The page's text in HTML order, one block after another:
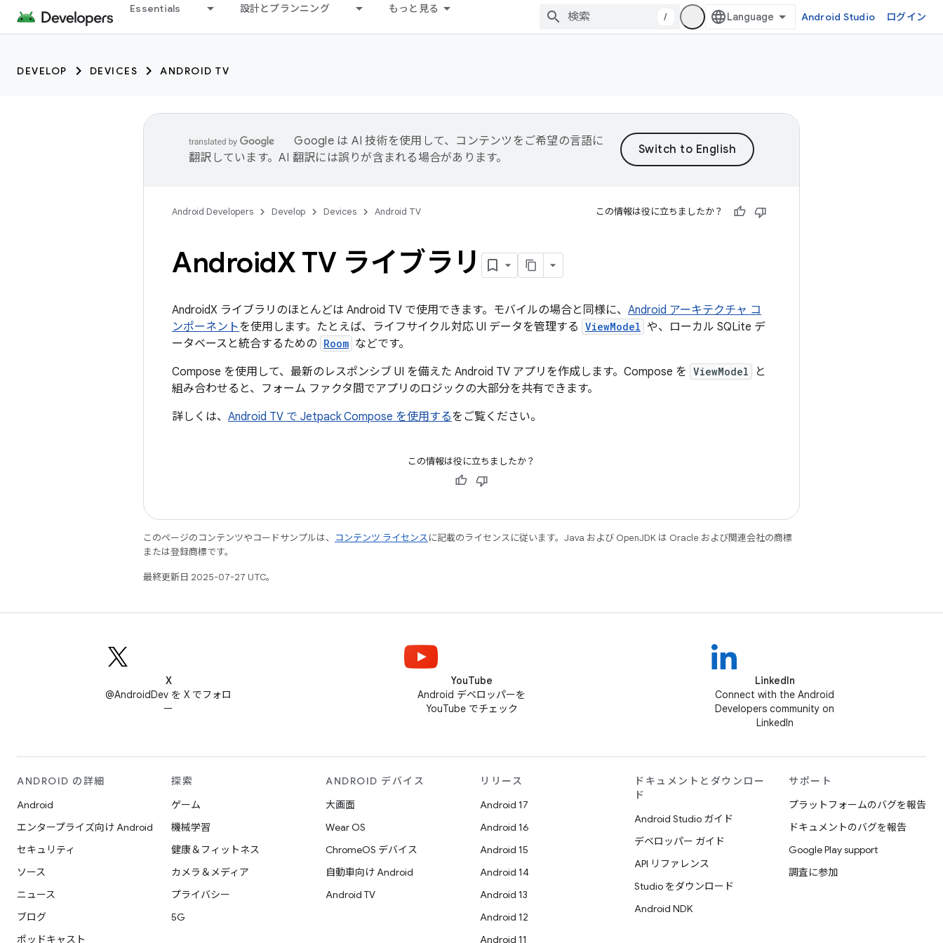
Essentials 設計とプランニング もっと見る
/ Android Studio ログイン
DEVELOP DEVICES ANDROID TV
Google は AI 技術を使用して、コンテンツをご希望の言語に
翻訳しています。AI 翻訳には誤りが含まれる場合があります。
Android Developers Develop Devices Android TV この情報は役に立ちましたか？
AndroidX TV ライブラリ
AndroidX ライブラリのほとんどは Android TV で使用できます。モバイルの場合と同様に、 Android アーキテクチャ コ
ンポーネントを使用します。たとえば、ライフサイクル対応 UI データを管理する ViewModel や、ローカル SQLite デ
ータベースと統合するための Room などです。
Compose を使用して、最新のレスポンシブ UI を備えた Android TV アプリを作成します。Compose を ViewModel
と
組み合わせると、フォーム ファクタ間でアプリのロジックの大部分を共有できます。
詳しくは、 Android TV で Jetpack Compose を使用するをご覧ください。
この情報は役に立ちましたか？
このページのコンテンツやコードサンプルは、 コンテンツ ライセンスに記載のライセンスに従います。Java および OpenJDK は Oracle および関連会社の商標
または登録商標です。
最終更新日 2025-07-27 UTC。
X
@AndroidDev を X でフォロ
ー
YouTube
Android デベロッパーを
YouTube でチェック
LinkedIn
Connect with the Android
Developers community on
LinkedIn
ANDROID の詳細
Android
エンタープライズ向け Android
セキュリティ
ソース
ニュース
ブログ
ポッドキャスト
探索
ゲーム
機械学習
健康＆フィットネス
カメラ＆メディア
プライバシー
5G
ANDROID デバイス
大画面
Wear OS
ChromeOS デバイス
自動車向け Android
Android TV
リリース
Android 17
Android 16
Android 15
Android 14
Android 13
Android 12
Android 11
ドキュメントとダウンロー
ド
Android Studio ガイド
デベロッパー ガイド
API リファレンス
Studio をダウンロード
Android NDK
サポート
プラットフォームのバグを報告
ドキュメントのバグを報告
Google Play support
調査に参加